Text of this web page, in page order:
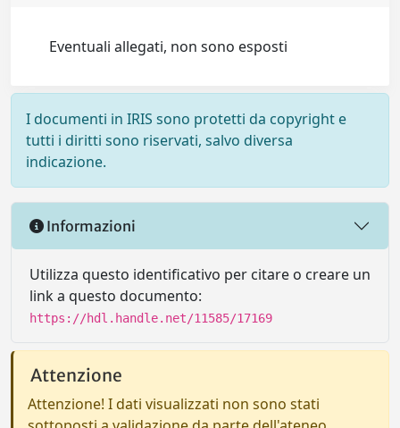
Eventuali allegati, non sono esposti
I documenti in IRIS sono protetti da copyright e
tutti i diritti sono riservati, salvo diversa
indicazione.
Informazioni
Utilizza questo identificativo per citare o creare un
link a questo documento:
https://hdl.handle.net/11585/17169
Attenzione
Attenzione! I dati visualizzati non sono stati